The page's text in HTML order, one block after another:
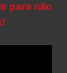
para não